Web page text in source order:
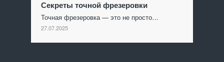
Секреты точной фрезеровки
Точная фрезеровка — это не просто…
27.07.2025